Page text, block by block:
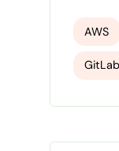
AWS